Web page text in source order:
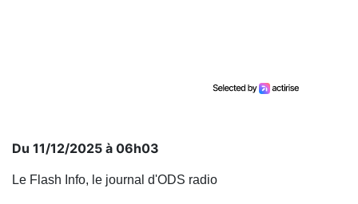
Du 11/12/2025 à 06h03
Le Flash Info, le journal d'ODS radio